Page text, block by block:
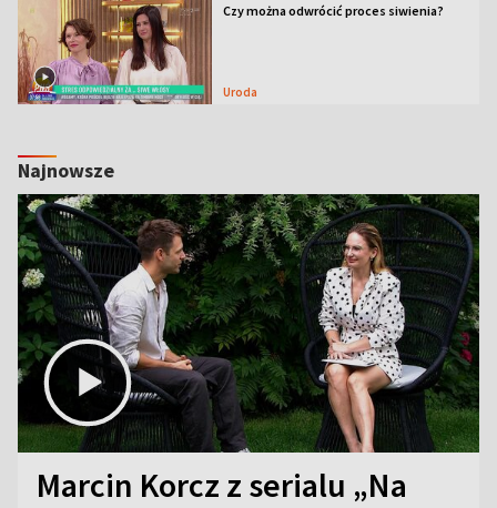
Czy można odwrócić proces siwienia?
Uroda
Najnowsze
Marcin Korcz z serialu „Na